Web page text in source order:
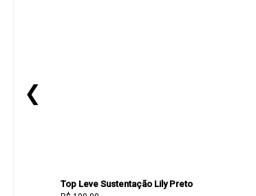
❮
Top Leve Sustentação Lily Preto